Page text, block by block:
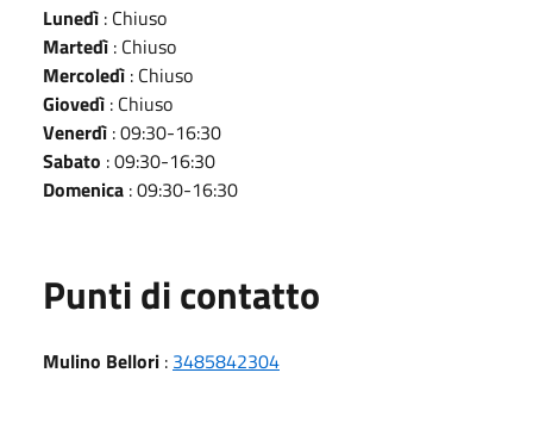
Lunedì : Chiuso
Martedì : Chiuso
Mercoledì : Chiuso
Giovedì : Chiuso
Venerdì : 09:30-16:30
Sabato : 09:30-16:30
Domenica : 09:30-16:30
Punti di contatto
Mulino Bellori : 3485842304